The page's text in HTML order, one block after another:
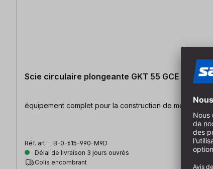
Scie circulaire plongeante GKT 55 GCE
équipement complet pour la construction de meubles |
Réf. art. : B-0-615-990-M9D
Délai de livraison 3 jours ouvrés
Colis encombrant